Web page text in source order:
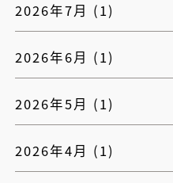
2026年7月 (1)
2026年6月 (1)
2026年5月 (1)
2026年4月 (1)